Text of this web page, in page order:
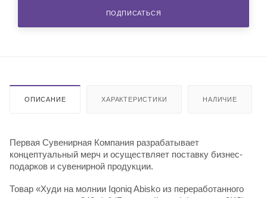
ПОДПИСАТЬСЯ
ОПИСАНИЕ ХАРАКТЕРИСТИКИ НАЛИЧИЕ
Первая Сувенирная Компания разрабатывает
концептуальный мерч и осуществляет поставку бизнес-
подарков и сувенирной продукции.
Товар «Худи на молнии Iqoniq Abisko из переработанного